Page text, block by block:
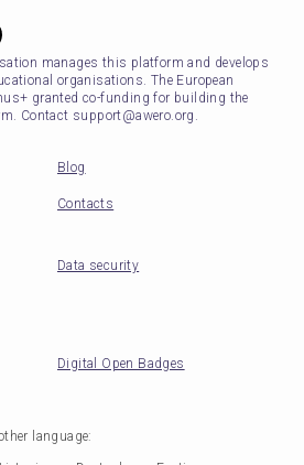
manages this platform and develops
organisations. The European
granted co-funding for building the
Contact support@awero.org.
Blog
Contacts
Data security
Digital Open Badges
language: